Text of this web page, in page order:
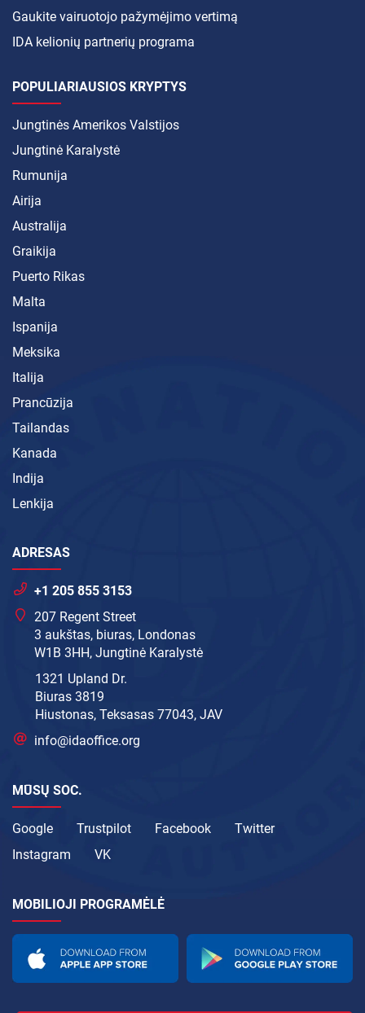
Gaukite vairuotojo pažymėjimo vertimą
IDA kelionių partnerių programa
POPULIARIAUSIOS KRYPTYS
Jungtinės Amerikos Valstijos
Jungtinė Karalystė
Rumunija
Airija
Australija
Graikija
Puerto Rikas
Malta
Ispanija
Meksika
Italija
Prancūzija
Tailandas
Kanada
Indija
Lenkija
ADRESAS
+1 205 855 3153
207 Regent Street
3 aukštas, biuras, Londonas
W1B 3HH, Jungtinė Karalystė
1321 Upland Dr.
Biuras 3819
Hiustonas, Teksasas 77043, JAV
info@idaoffice.org
MŪSŲ SOC.
Google Trustpilot Facebook
Twitter
Instagram
VK
MOBILIOJI PROGRAMĖLĖ